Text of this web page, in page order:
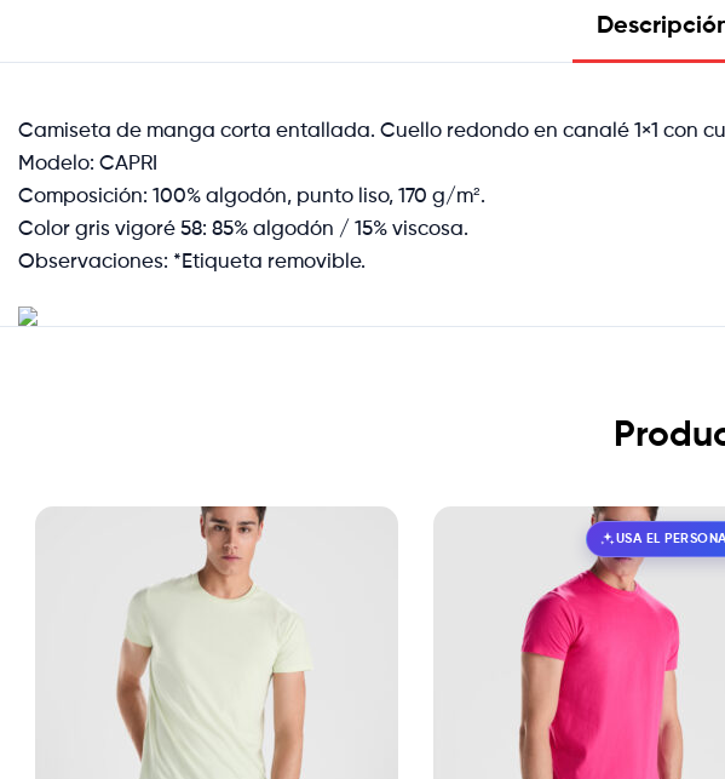
Camiseta de manga corta entallada. Cuello redondo en canalé 1×1 con
Modelo: CAPRI
Composición: 100% algodón, punto liso, 170 g/m².
Color gris vigoré 58: 85% algodón / 15% viscosa.
Observaciones: *Etiqueta removible.
USA EL